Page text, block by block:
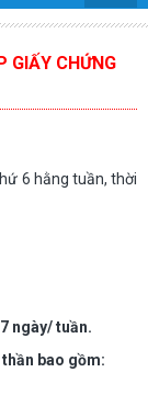
GIẤY CHỨNG
6 hằng tuần, thời
ngày/ tuần.
bao gồm: